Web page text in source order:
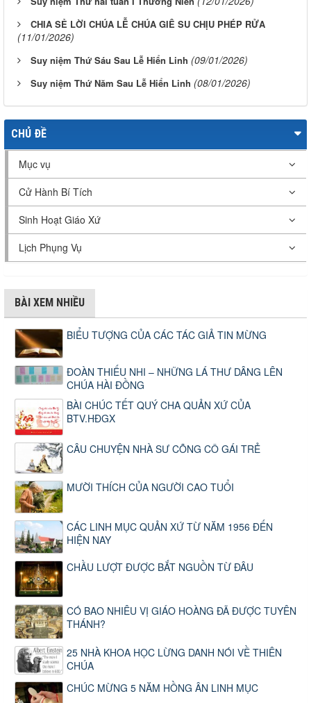
CHIA SẺ LỜI CHÚA LỄ CHÚA GIÊ SU CHỊU PHÉP RỬA
(11/01/2026)
Suy niệm Thứ Sáu Sau Lễ Hiển Linh (09/01/2026)
Suy niệm Thứ Năm Sau Lễ Hiển Linh (08/01/2026)
CHỦ ĐỀ
Mục vụ
Cử Hành Bí Tích
Sinh Hoạt Giáo Xứ
Lịch Phụng Vụ
BÀI XEM NHIỀU
BIỂU TƯỢNG CỦA CÁC TÁC GIẢ TIN MỪNG
ĐOÀN THIẾU NHI – NHỮNG LÁ THƯ DÂNG LÊN
CHÚA HÀI ĐỒNG
BÀI CHÚC TẾT QUÝ CHA QUẢN XỨ CỦA
BTV.HĐGX
CÂU CHUYỆN NHÀ SƯ CÕNG CÔ GÁI TRẺ
MƯỜI THÍCH CỦA NGƯỜI CAO TUỔI
CÁC LINH MỤC QUẢN XỨ TỪ NĂM 1956 ĐẾN
HIỆN NAY
CHẦU LƯỢT ĐƯỢC BẮT NGUỒN TỪ ĐÂU
CÓ BAO NHIÊU VỊ GIÁO HOÀNG ĐÃ ĐƯỢC TUYÊN
THÁNH?
25 NHÀ KHOA HỌC LỪNG DANH NÓI VỀ THIÊN
CHÚA
CHÚC MỪNG 5 NĂM HỒNG ÂN LINH MỤC